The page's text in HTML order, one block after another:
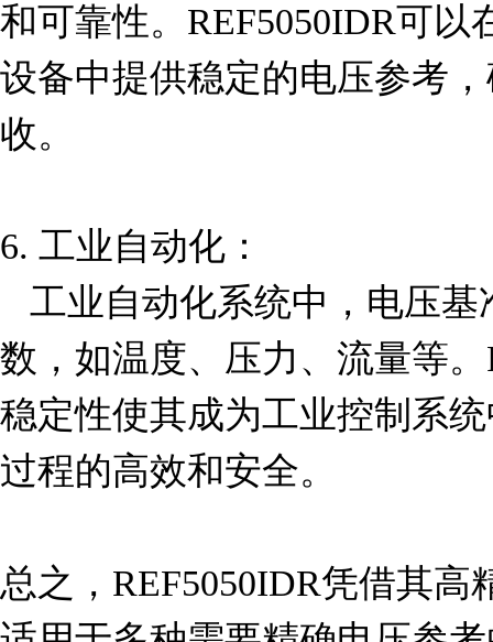
和可靠性。REF5050IDR可
设备中提供稳定的电压参考
收。
6. 工业自动化：
数，如温度、压力、流量等
稳定性使其成为工业控制系
过程的高效和安全。
总之，REF5050IDR凭借其